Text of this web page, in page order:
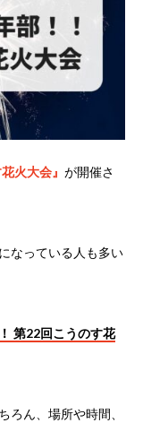
火大会』 が開催さ
なっている人も多い
第22回こうのす花
ろん、場所や時間、